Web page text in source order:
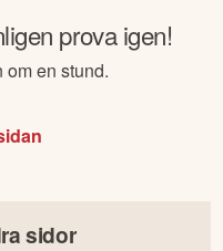
prova igen!
en stund.
sidor